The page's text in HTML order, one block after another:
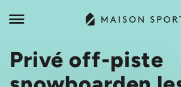
Privé off-piste